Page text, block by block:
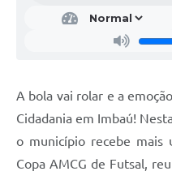
A bola vai rolar e a
Cidadania em Imbaú!
o município recebe mais
Copa AMCG de Futsal,